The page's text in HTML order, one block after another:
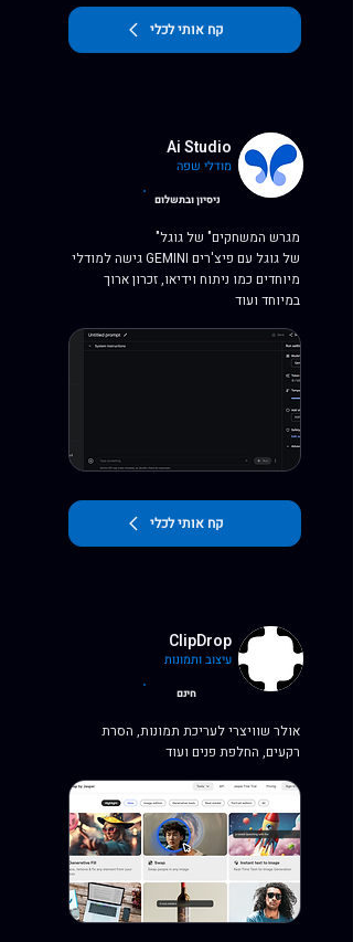
קח אותי לכלי
Ai Studio
מודלי שפה
ניסיון ובתשלום
"מגרש המשחקים" של גוגל
גישה למודלי GEMINI של גוגל עם פיצ'רים
מיוחדים כמו ניתוח וידיאו, זכרון ארוך
במיוחד ועוד
קח אותי לכלי
ClipDrop
עיצוב ותמונות
חינם
אולר שוויצרי לעריכת תמונות, הסרת
רקעים, החלפת פנים ועוד